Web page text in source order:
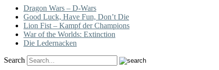
Dragon Wars – D-Wars
Good Luck, Have Fun, Don’t Die
Lion Fist – Kampf der Champions
War of the Worlds: Extinction
Die Ledernacken
Search